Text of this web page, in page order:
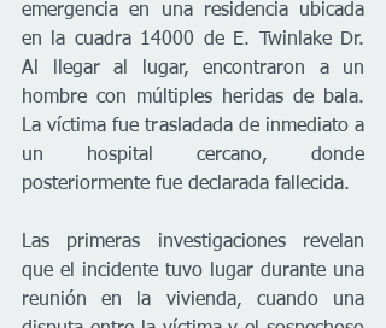
emergencia en una residencia ubicada
en la cuadra 14000 de E. Twinlake Dr.
Al llegar al lugar, encontraron a un
hombre con múltiples heridas de bala.
La víctima fue trasladada de inmediato a
un hospital cercano, donde
posteriormente fue declarada fallecida.
Las primeras investigaciones revelan
que el incidente tuvo lugar durante una
reunión en la vivienda, cuando una